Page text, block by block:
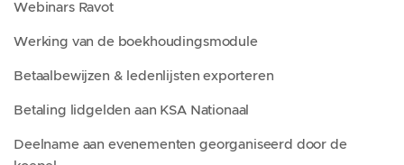
Webinars Ravot
Werking van de boekhoudingsmodule
Betaalbewijzen & ledenlijsten exporteren
Betaling lidgelden aan KSA Nationaal
Deelname aan evenementen georganiseerd door de